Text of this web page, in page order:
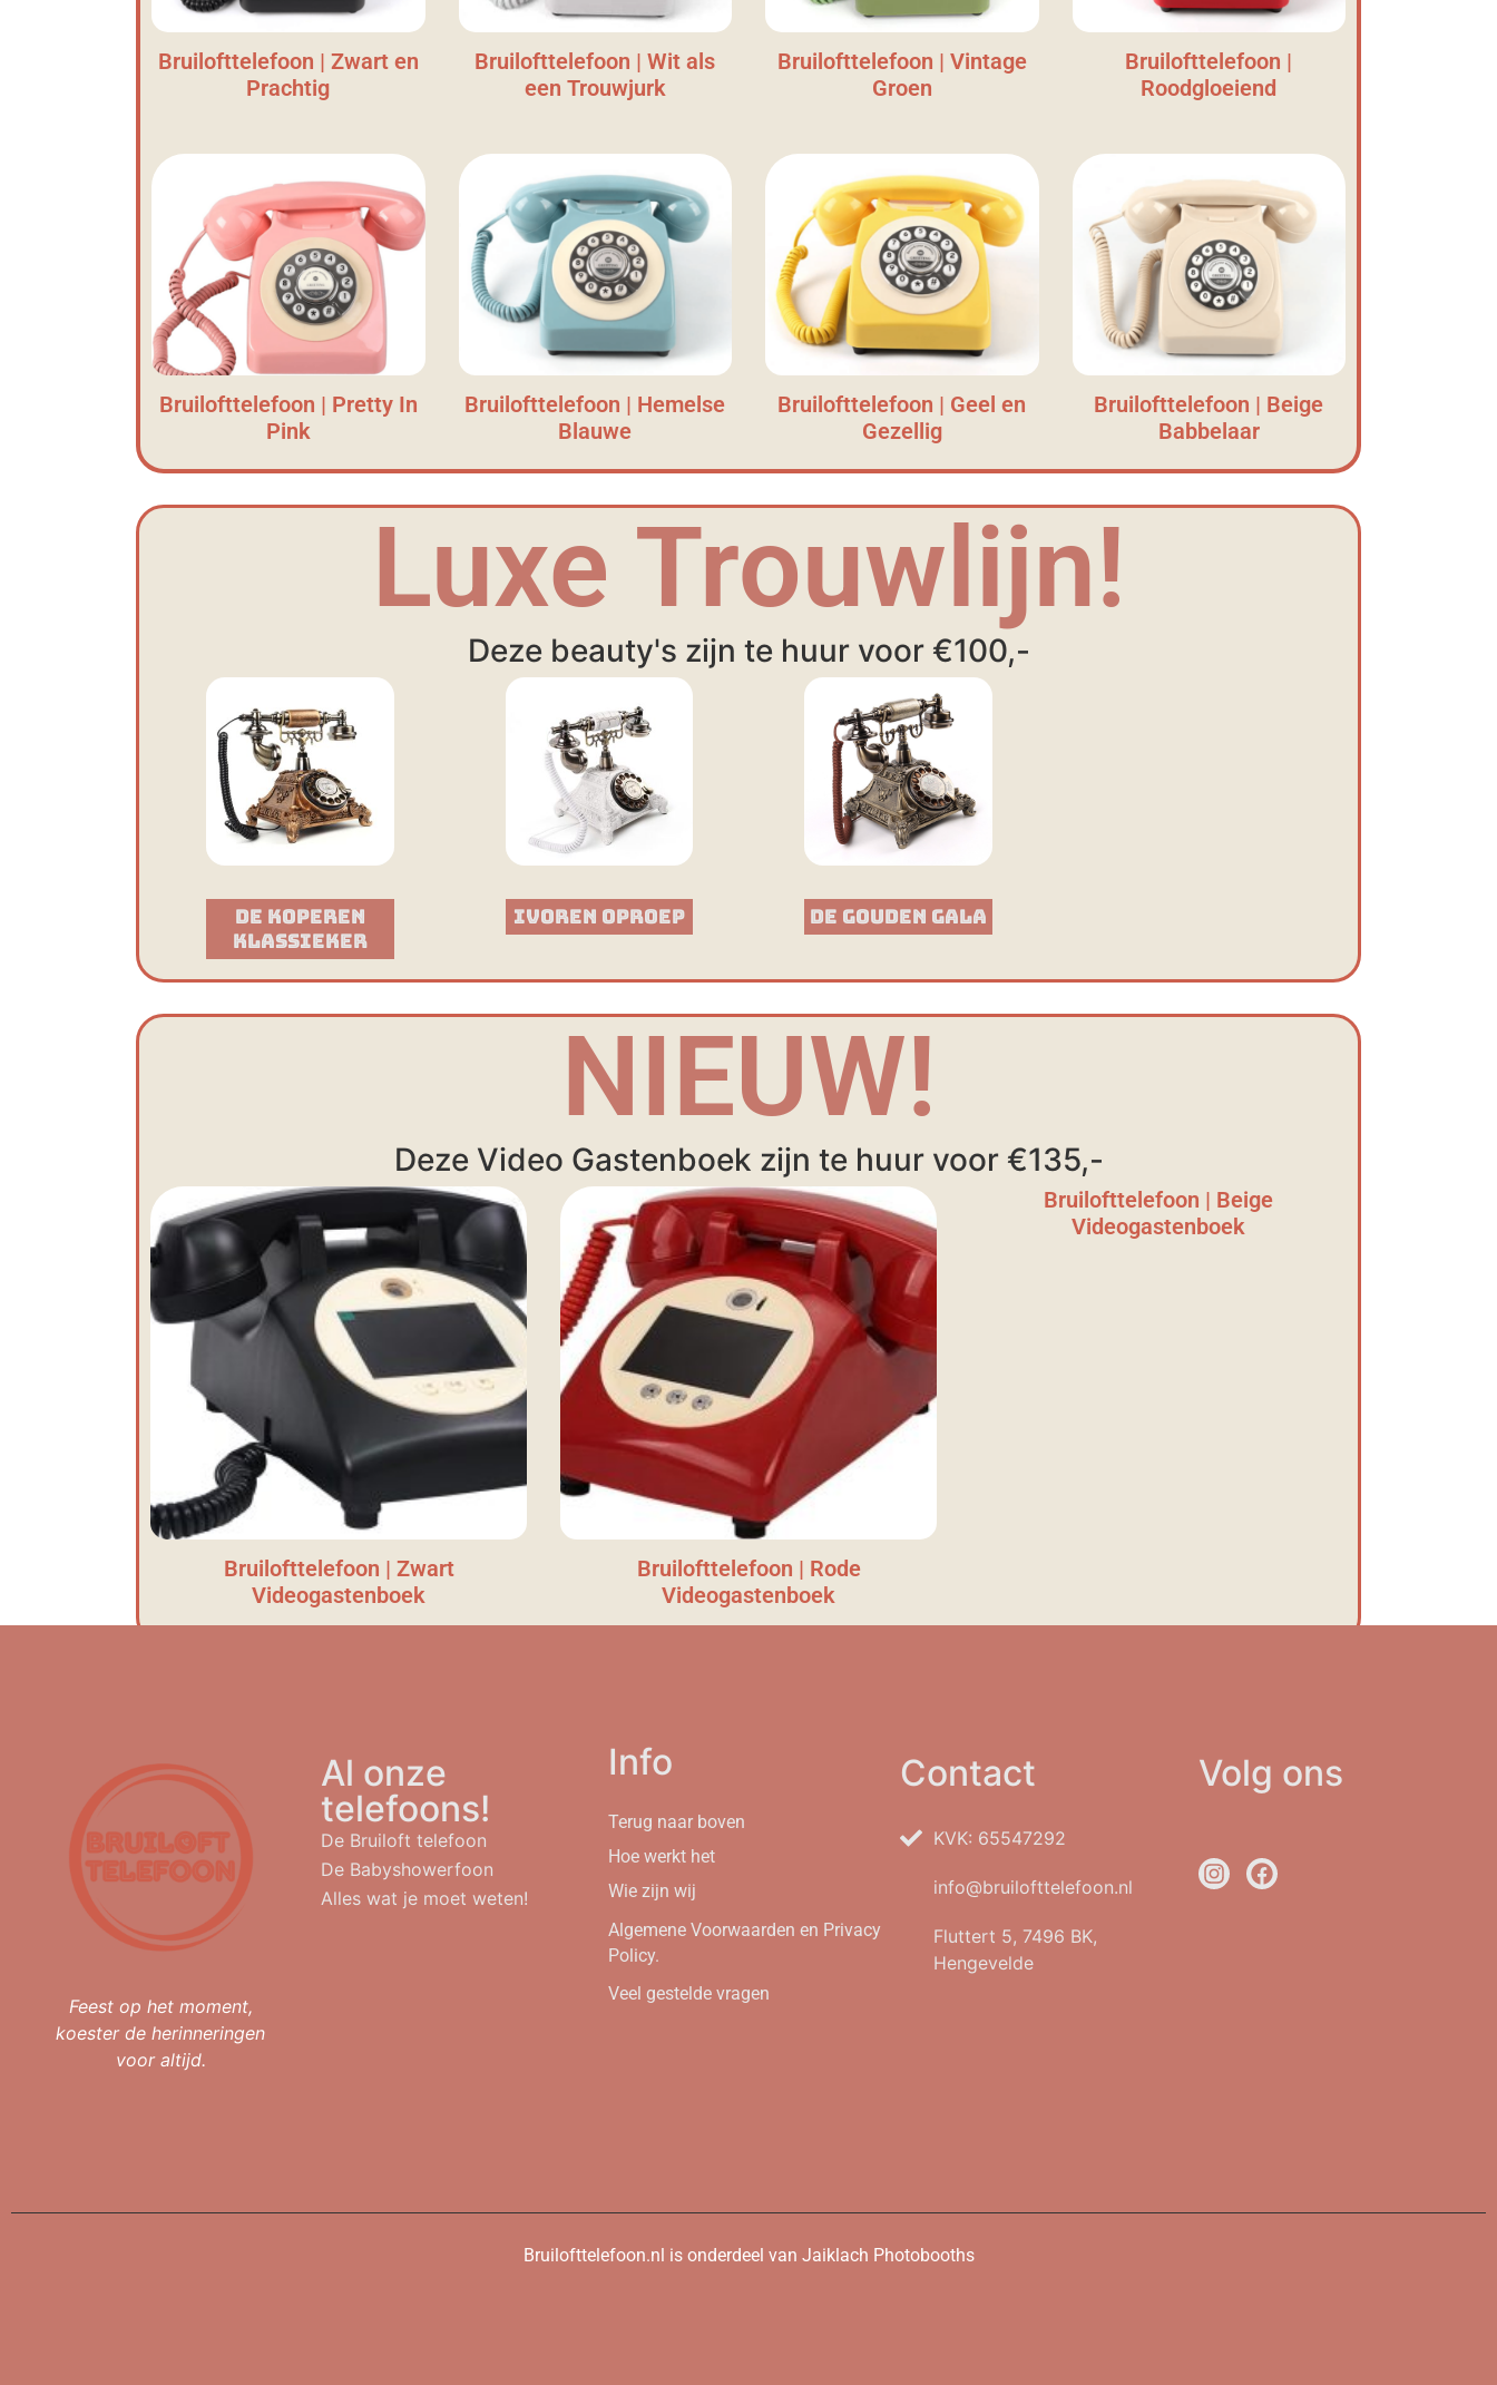
Bruilofttelefoon | Zwart en
Prachtig
Bruilofttelefoon | Wit als
een Trouwjurk
Bruilofttelefoon | Vintage
Groen
Bruilofttelefoon |
Roodgloeiend
Bruilofttelefoon | Pretty In
Pink
Bruilofttelefoon | Hemelse
Blauwe
Bruilofttelefoon | Geel en
Gezellig
Bruilofttelefoon | Beige
Babbelaar
Luxe Trouwlijn!
Deze beauty's zijn te huur voor €100,-
De Koperen
Klassieker​
Ivoren Oproep De Gouden Gala
NIEUW!
Deze Video Gastenboek zijn te huur voor €135,-
Bruilofttelefoon | Zwart
Videogastenboek
Bruilofttelefoon | Rode
Videogastenboek
Bruilofttelefoon | Beige
Videogastenboek
Feest op het moment,
koester de herinneringen
voor altijd.
Al onze
telefoons!
De Bruiloft telefoon
De Babyshowerfoon
Alles wat je moet weten!
Info
Terug naar boven
Hoe werkt het
Wie zijn wij
Algemene Voorwaarden en Privacy
Policy.
Veel gestelde vragen
Contact
KVK: 65547292
info@bruilofttelefoon.nl
Fluttert 5, 7496 BK,
Hengevelde
Volg ons
Bruilofttelefoon.nl is onderdeel van Jaiklach Photobooths